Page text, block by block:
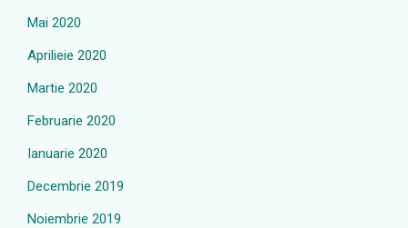
Mai 2020
Aprilieie 2020
Martie 2020
Februarie 2020
Ianuarie 2020
Decembrie 2019
Noiembrie 2019